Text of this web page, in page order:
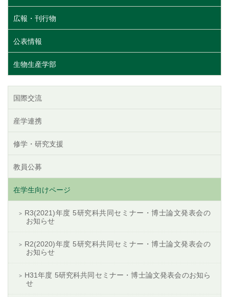
広報・刊行物
公表情報
生物生産学部
国際交流
産学連携
修学・研究支援
教員公募
在学生向けページ
R3(2021)年度 5研究科共同セミナー・博士論文発表会の
お知らせ
R2(2020)年度 5研究科共同セミナー・博士論文発表会の
お知らせ
H31年度 5研究科共同セミナー・博士論文発表会のお知ら
せ